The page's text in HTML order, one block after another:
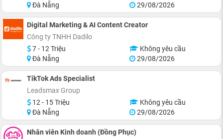
Đà Nẵng
29/08/2026
Digital Marketing & AI Content Creator
Công ty TNHH Dadilo
7 - 12 Triệu
Không yêu cầu
Đà Nẵng
29/08/2026
TikTok Ads Specialist
Leadsmax Group
12 - 15 Triệu
Không yêu cầu
Đà Nẵng
29/08/2026
Nhân viên Kinh doanh (Đồng Phục)